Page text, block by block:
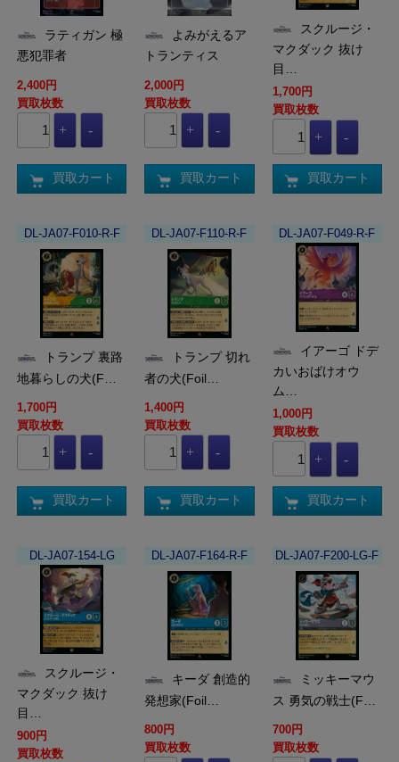
悪犯罪者
2,400円
買取枚数
買取カート
トランティス
2,000円
買取枚数
買取カート
マクダック 抜け
目…
1,700円
買取枚数
買取カート
DL-JA07-F010-R-F
地暮らしの犬(F…
1,700円
買取枚数
買取カート
DL-JA07-F110-R-F
者の犬(Foil…
1,400円
買取枚数
買取カート
DL-JA07-F049-R-F
カいおばけオウ
ム…
1,000円
買取枚数
買取カート
DL-JA07-154-LG
マクダック 抜け
目…
900円
買取枚数
DL-JA07-F164-R-F
発想家(Foil…
800円
買取枚数
DL-JA07-F200-LG-F
ス 勇気の戦士(F…
700円
買取枚数